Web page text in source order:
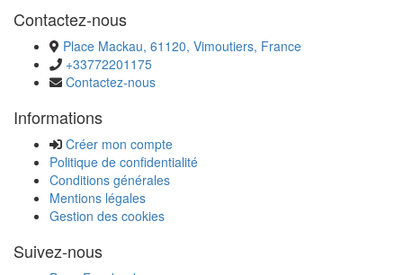
Contactez-nous
Place Mackau, 61120, Vimoutiers, France
+33772201175
Contactez-nous
Informations
Créer mon compte
Politique de confidentialité
Conditions générales
Mentions légales
Gestion des cookies
Suivez-nous